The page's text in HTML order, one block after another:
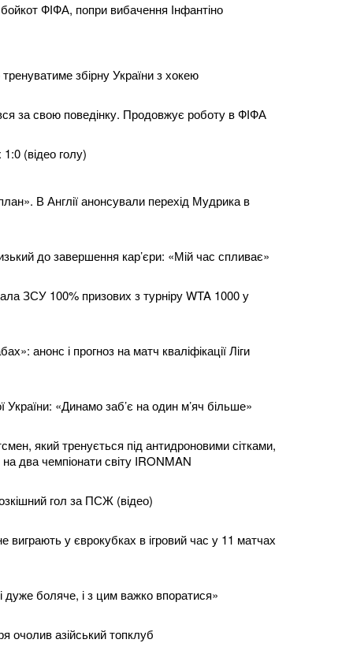
ФІФА, попри вибачення Інфантіно
збірну України з хокею
за свою поведінку. Продовжує роботу в ФІФА
(відео голу)
В Англії анонсували перехід Мудрика в
до завершення кар’єри: «Мій час спливає»
ЗСУ 100% призових з турніру WTA 1000 у
анонс і прогноз на матч кваліфікації Ліги
України: «Динамо заб’є на один м’яч більше»
який тренується під антидроновими сітками,
на два чемпіонати світу IRONMAN
гол за ПСЖ (відео)
виграють у єврокубках в ігровий час у 11 матчах
дуже боляче, і з цим важко впоратися»
очолив азійський топклуб